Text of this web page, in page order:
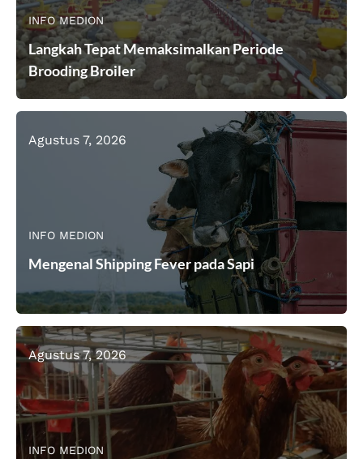
INFO MEDION
Langkah Tepat Memaksimalkan Periode
Brooding Broiler
INFO MEDION
Agustus 7, 2026
Mengenal Shipping Fever pada Sapi
INFO MEDION
Agustus 7, 2026